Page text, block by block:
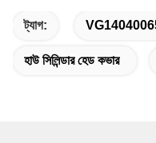
ট্যাগ: VG14040065
হাউ সিলিন্ডার হেড কভার